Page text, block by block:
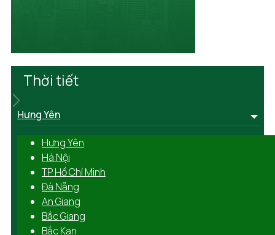
Thời tiết
Hưng Yên
Hưng Yên
Hà Nội
TP Hồ Chí Minh
Đà Nẵng
An Giang
Bắc Giang
Bắc Kạn